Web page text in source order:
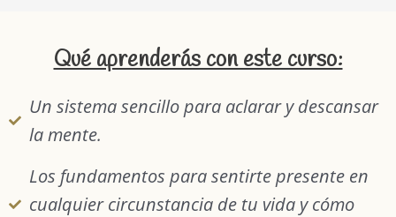
Qué aprenderás con este curso:
Un sistema sencillo para aclarar y descansar
la mente.
Los fundamentos para sentirte presente en
cualquier circunstancia de tu vida y cómo